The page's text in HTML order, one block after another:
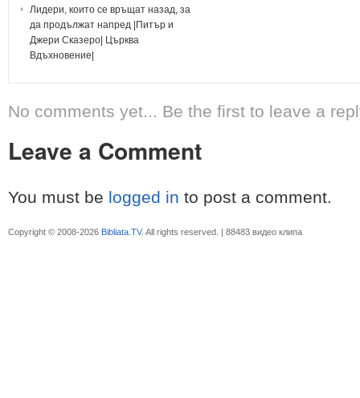
Лидери, които се връщат назад, за
да продължат напред |Питър и
Джери Сказеро| Църква
Вдъхновение|
No comments yet... Be the first to leave a
Leave a Comment
You must be logged in to post a comment.
Copyright © 2008-2026 Bibliata.TV. All rights reserved. | 88483 видео клипа